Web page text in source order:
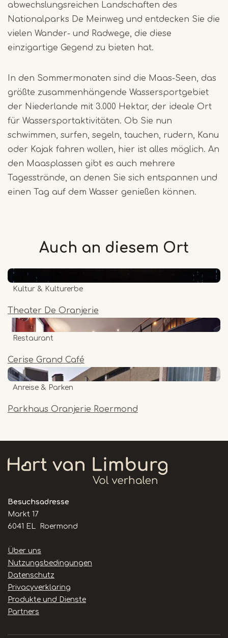
abwechslungsreichen Landschaften des
Nationalparks De Meinweg und entdecken Sie die
vielen Wander- und Radwege, die diese
einzigartige Gegend zu bieten hat.
In den Sommermonaten sind die Maas-Seen, das
größte zusammenhängende Wassersportgebiet
der Niederlande mit 3.000 Hektar, der ideale Ort
für Wassersportaktivitäten. Ob Sie nun
schwimmen, surfen, segeln, tauchen, rudern, Kanu
oder Kajak fahren wollen, hier ist alles möglich. An
den Maasplassen gibt es auch mehrere
Tagesstrände, an denen Sie sich entspannen und
einen Tag auf dem Wasser genießen können.
Auch an diesem Ort
Theater De Oranjerie
Kultur & Kulturerbe
Cerise Grand Café
Restaurant
Parkhaus Oranjerie Roermond
Anreise & Parken
Besuchsadresse
Markt 17
6041 EL Roermond
Handige
links
Über uns
Nutzungsbedingungen
Datenschutz
Privacyverklaring
Produkte und Dienste
Partners